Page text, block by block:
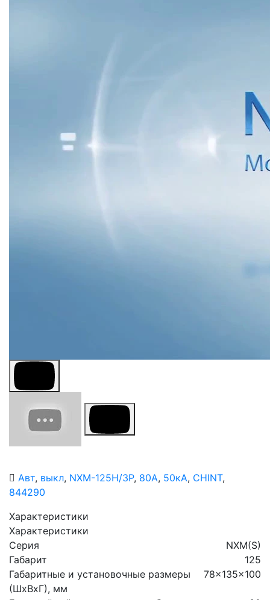
Авт, выкл, NXM-125H/3Р, 80A, 50кА, CHINT,
844290
Характеристики
Характеристики
Серия
NXM(S)
Габарит
125
Габаритные и установочные размеры
(ШхВхГ), мм
78x135x100